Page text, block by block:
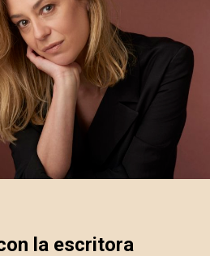
la escritora